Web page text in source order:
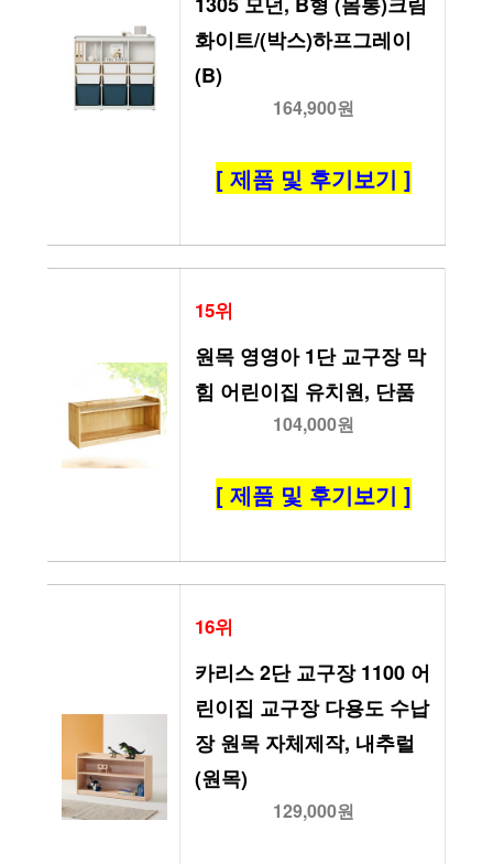
화이트/(박스)하프그레이
(B)
164,900원
[ 제품 및 후기보기 ]
15위
원목 영영아 1단 교구장 막
힘 어린이집 유치원, 단품
104,000원
[ 제품 및 후기보기 ]
16위
카리스 2단 교구장 1100 어
린이집 교구장 다용도 수납
장 원목 자체제작, 내추럴
(원목)
129,000원